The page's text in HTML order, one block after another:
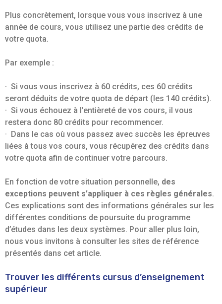
Plus concrètement, lorsque vous vous inscrivez à une
année de cours, vous utilisez une partie des crédits de
votre quota.
Par exemple :
· Si vous vous inscrivez à 60 crédits, ces 60 crédits
seront déduits de votre quota de départ (les 140 crédits).
· Si vous échouez à l’entièreté de vos cours, il vous
restera donc 80 crédits pour recommencer.
· Dans le cas où vous passez avec succès les épreuves
liées à tous vos cours, vous récupérez des crédits dans
votre quota afin de continuer votre parcours.
En fonction de votre situation personnelle, des
exceptions peuvent s’appliquer à ces règles générales.
Ces explications sont des informations générales sur les
différentes conditions de poursuite du programme
d’études dans les deux systèmes. Pour aller plus loin,
nous vous invitons à consulter les sites de référence
présentés dans cet article.
Trouver les différents cursus d’enseignement
supérieur